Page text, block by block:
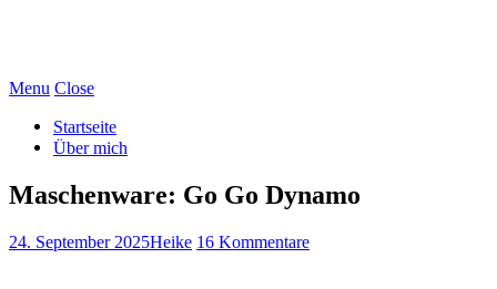
Menu Close
Startseite
Über mich
Maschenware: Go Go Dynamo
24. September 2025Heike 16 Kommentare